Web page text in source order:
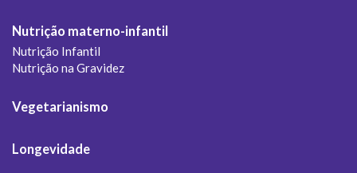
Nutrição materno-infantil
Nutrição Infantil
Nutrição na Gravidez
Vegetarianismo
Longevidade